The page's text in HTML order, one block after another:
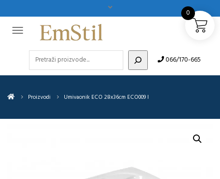
066/170-665
Proizvodi Umivaonik ECO 28x36cm ECO009 I
0